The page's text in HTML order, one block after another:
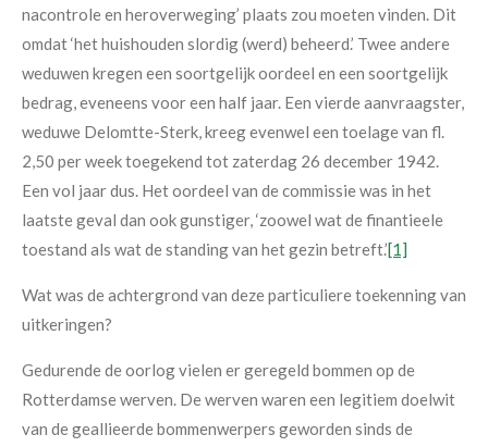
nacontrole en heroverweging’ plaats zou moeten vinden. Dit
omdat ‘het huishouden slordig (werd) beheerd.’ Twee andere
weduwen kregen een soortgelijk oordeel en een soortgelijk
bedrag, eveneens voor een half jaar. Een vierde aanvraagster,
weduwe Delomtte-Sterk, kreeg evenwel een toelage van fl.
2,50 per week toegekend tot zaterdag 26 december 1942.
Een vol jaar dus. Het oordeel van de commissie was in het
laatste geval dan ook gunstiger, ‘zoowel wat de finantieele
toestand als wat de standing van het gezin betreft.’[1]
Wat was de achtergrond van deze particuliere toekenning van
uitkeringen?
Gedurende de oorlog vielen er geregeld bommen op de
Rotterdamse werven. De werven waren een legitiem doelwit
van de geallieerde bommenwerpers geworden sinds de